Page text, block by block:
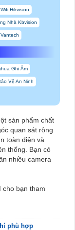
Hikvision
Nhà Kbvision
Ghi Âm
Vệ An Ninh
sản phẩm chất
quan sát rộng
toàn diện và
thống. Bạn có
nhiều camera
cho bạn tham
phù hợp